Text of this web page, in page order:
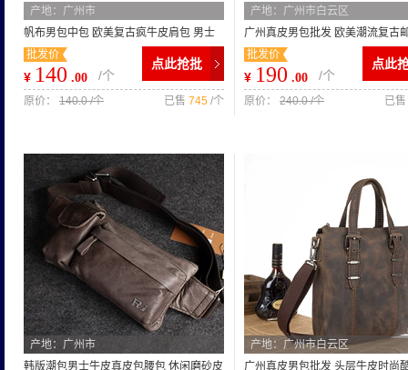
产地：广州市
帆布男包中包 欧美复古疯牛皮肩包 男士
单肩手提斜挎包 批发
批发价
¥ 140 .00 /个
点此抢批
已售 745 /个
原价： 140.0 /个
产地：广州市白云区
广州真皮男包批发 欧美潮流复古
男士休闲时尚单肩斜挎潮包
批发价
¥ 190 .00 /个
点此
已售
原价： 240.0 /个
产地：广州市
韩版潮包男士牛皮真皮包腰包 休闲磨砂皮
产地：广州市白云区
广州真皮男包批发 头层牛皮时尚